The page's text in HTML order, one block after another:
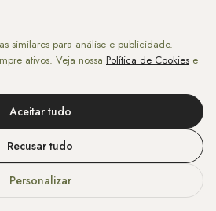
similares para análise e publicidade.
ativos. Veja nossa Política de Cookies e
Aceitar tudo
Recusar tudo
Personalizar